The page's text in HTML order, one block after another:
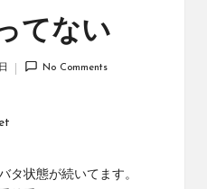
てない
No Comments
タ状態が続いてます。